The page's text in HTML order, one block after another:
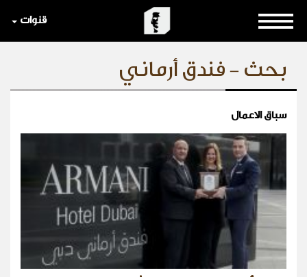
قنوات
بحث - فندق أرماني
سباق الاعمال